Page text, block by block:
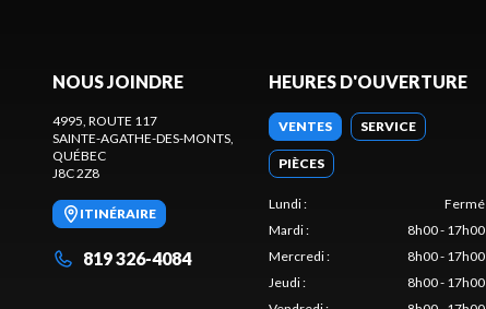
NOUS JOINDRE
4995, ROUTE 117
SAINTE-AGATHE-DES-MONTS,
QUÉBEC
J8C 2Z8
ITINÉRAIRE
819 326-4084
HEURES D'OUVERTURE
VENTES SERVICE
PIÈCES
Lundi:
Fermé
Mardi:
8h00 - 17h00
Mercredi:
8h00 - 17h00
Jeudi:
8h00 - 17h00